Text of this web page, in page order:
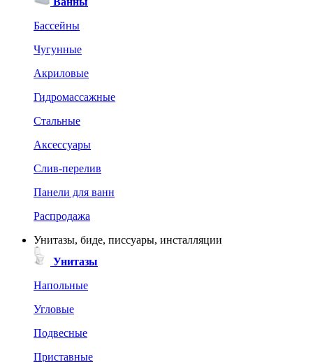
Бассейны
Чугунные
Акриловые
Гидромассажные
Стальные
Аксессуары
Слив-перелив
Панели для ванн
Распродажа
Унитазы, биде, писсуары, инсталляции
Унитазы
Напольные
Угловые
Подвесные
Приставные